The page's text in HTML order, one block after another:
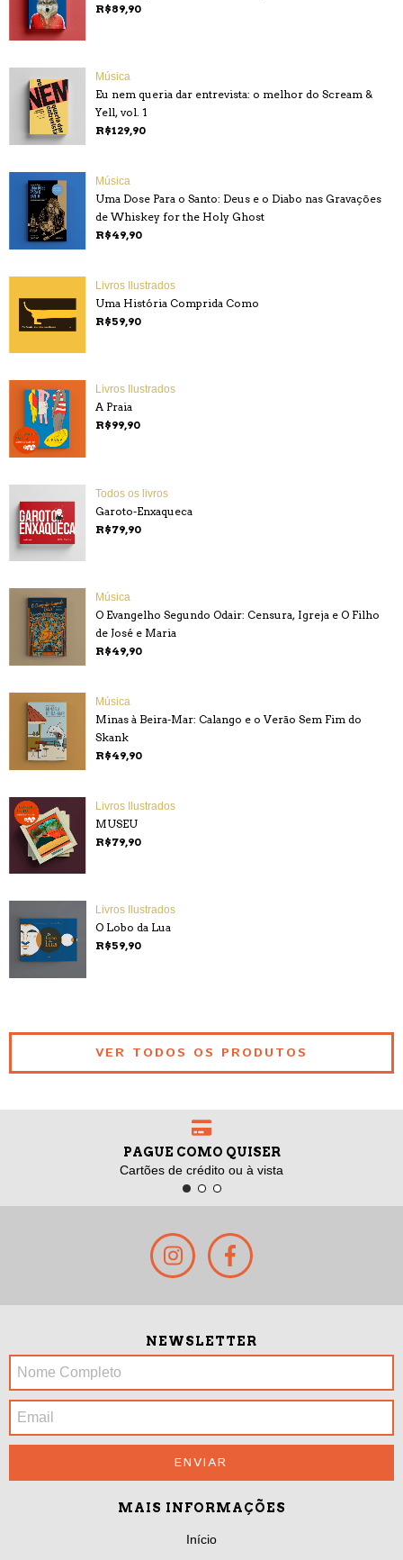
R$89,90
Música
Eu nem queria dar entrevista: o melhor do Scream &
Yell, vol. 1
R$129,90
Música
Uma Dose Para o Santo: Deus e o Diabo nas Gravações
de Whiskey for the Holy Ghost
R$49,90
Livros Ilustrados
Uma História Comprida Como
R$59,90
Livros Ilustrados
A Praia
R$99,90
Todos os livros
Garoto-Enxaqueca
R$79,90
Música
O Evangelho Segundo Odair: Censura, Igreja e O Filho
de José e Maria
R$49,90
Música
Minas à Beira-Mar: Calango e o Verão Sem Fim do
Skank
R$49,90
Livros Ilustrados
MUSEU
R$79,90
Livros Ilustrados
O Lobo da Lua
R$59,90
VER TODOS OS PRODUTOS
PAGUE COMO QUISER
Cartões de crédito ou à vista
NEWSLETTER
MAIS INFORMAÇÕES
Início